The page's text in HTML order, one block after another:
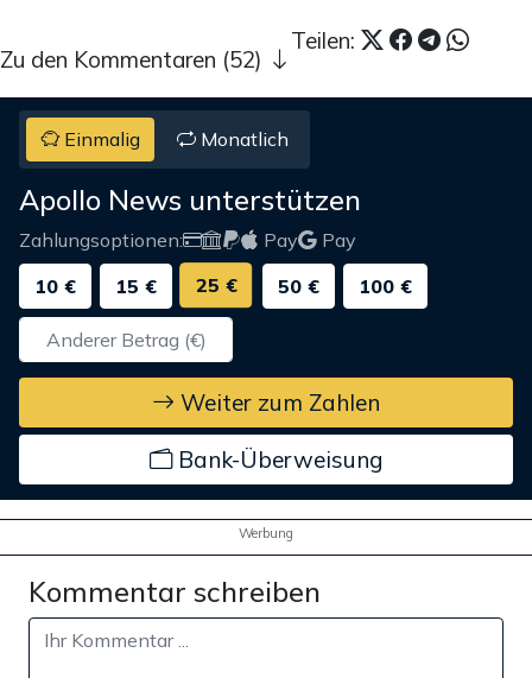
Teilen:
Zu den Kommentaren (52)
Einmalig Monatlich
Apollo News unterstützen
Zahlungsoptionen: Pay
Pay
10 €
15 € 25 € 50 € 100 €
Weiter zum Zahlen
Bank-Überweisung
Werbung
Kommentar schreiben